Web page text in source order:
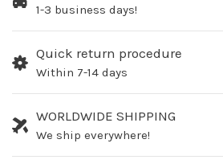
1-3 business days!
Quick return procedure
Within 7-14 days
WORLDWIDE SHIPPING
We ship everywhere!